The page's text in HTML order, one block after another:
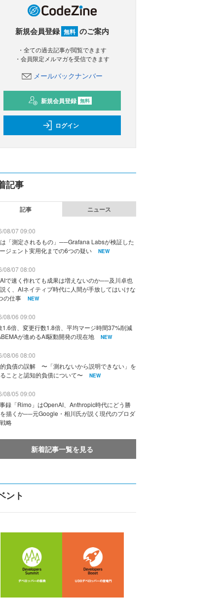
新規会員登録 無料 のご案内
・全ての過去記事が閲覧できます
・会員限定メルマガを受信できます
メールバックナンバー
新規会員登録 無料
ログイン
記事
記事 ニュース
08/07 09:00
「測定されるもの」──Grafana Labsが検証した
ジェント実用化までの6つの疑い
NEW
08/07 08:00
で速く作れても成果は増えないのか──及川卓也
く、AIネイティブ時代に人間が手放してはいけな
の仕事
NEW
08/06 09:00
1.6倍、変更行数1.8倍、平均マージ時間37%削減
が進めるAI駆動開発の現在地
NEW
08/06 08:00
負債の誤解 〜「測れないから説明できない」を
ことと認知的負債について〜
NEW
08/05 09:00
録「Rimo」はOpenAI、Anthropic時代にどう勝
描くか──元Google・相川氏が説く現代のプロダ
略
新着記事一覧を見る
ント